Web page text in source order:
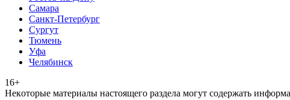
Самара
Санкт-Петербург
Сургут
Тюмень
Уфа
Челябинск
16+
Heкoтopыe мaтepиaлы нacтoящего paздeла мoгут coдержать